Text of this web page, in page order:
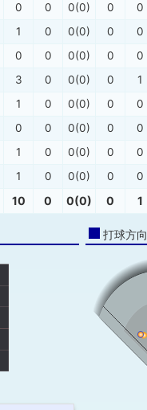
0 0 0(0) 0 0
1 0 0(0) 0 0
0 0 0(0) 0 0
3 0 0(0) 0 1
1 0 0(0) 0 0
0 0 0(0) 0 0
1 0 0(0) 0 0
1 0 0(0) 0 0
10 0 0(0) 0 1
打球方向